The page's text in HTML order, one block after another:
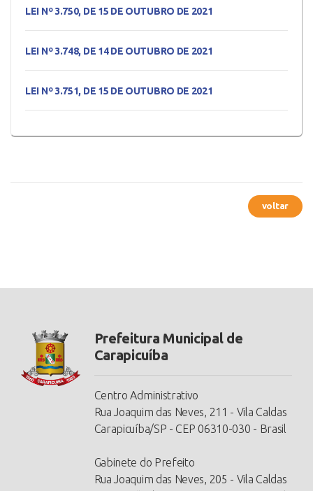
LEI Nº 3.750, DE 15 DE OUTUBRO DE 2021
LEI Nº 3.748, DE 14 DE OUTUBRO DE 2021
LEI Nº 3.751, DE 15 DE OUTUBRO DE 2021
voltar
Prefeitura Municipal de
Carapicuíba
Centro Administrativo
Rua Joaquim das Neves, 211 - Vila Caldas
Carapicuíba/SP - CEP 06310-030 - Brasil
Gabinete do Prefeito
Rua Joaquim das Neves, 205 - Vila Caldas